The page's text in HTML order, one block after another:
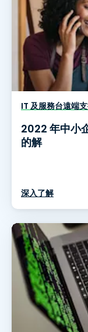
IT 及服務台遠端
2022 年中小
的解
深入了解